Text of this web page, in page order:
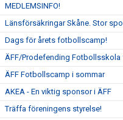
MEDLEMSINFO!
Länsförsäkringar Skåne. Stor
Dags för årets fotbollscamp!
ÄFF/Prodefending Fotbollsskola
ÄFF Fotbollscamp i sommar
AKEA - En viktig sponsor i ÄFF
Träffa föreningens styrelse!